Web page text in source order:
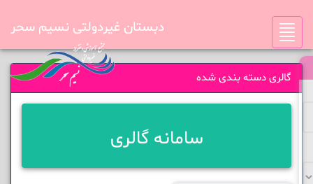
Toggle
navigation
دبستان غیردولتی نسیم سحر
گالری دسته بندی شده
سامانه گالری